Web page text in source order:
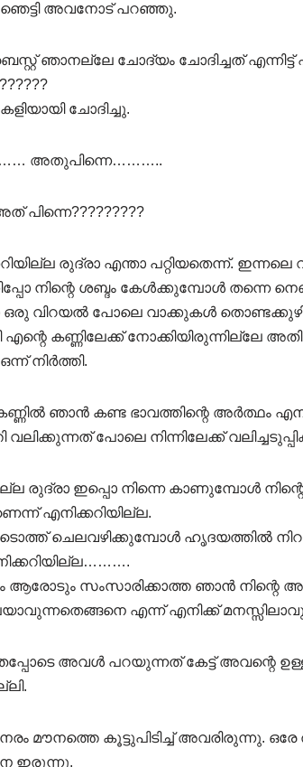
അവനോട് പറഞ്ഞു.
ഞാനല്ലേ ചോദ്യം ചോദിച്ചത്
ചോദിച്ചു.
അതുപിന്നെ………..
രുദ്രാ എന്താ പറ്റിയതെന്ന്.
നിന്റെ ശബ്ദം കേൾക്കുമ്പോൾ തന്നെ
വിറയൽ പോലെ വാക്കുകൾ
എന്റെ കണ്ണിലേക്ക് നോക്കിയിരുന്നില്ലേ
നിർത്തി.
കണ്ണിൽ ഞാൻ കണ്ട ഭാവത്തിന്റെ അർത്ഥം
വലിക്കുന്നത് പോലെ നിന്നിലേക്ക്
രുദ്രാ ഇപ്പൊ നിന്നെ കാണുമ്പോൾ
എനിക്കറിയില്ല.
ചെലവഴിക്കുമ്പോൾ ഹൃദയത്തിൽ
ആരോടും സംസാരിക്കാത്ത ഞാൻ നിന്റെ
എന്ന് എനിക്ക്
അവൾ പറയുന്നത് കേട്ട്
മൗനത്തെ കൂട്ടുപിടിച്ച് അവരിരുന്നു.
ഇരുന്നു.